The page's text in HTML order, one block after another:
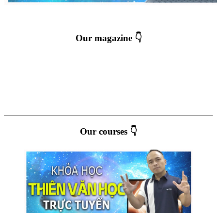
Our magazine 👇
Our courses 👇